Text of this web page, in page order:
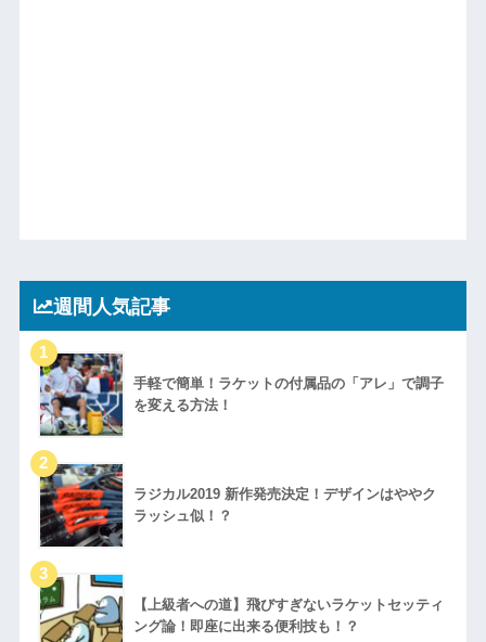
週間人気記事
手軽で簡単！ラケットの付属品の「アレ」で調子
を変える方法！
ラジカル2019 新作発売決定！デザインはややク
ラッシュ似！？
【上級者への道】飛びすぎないラケットセッティ
ング論！即座に出来る便利技も！？